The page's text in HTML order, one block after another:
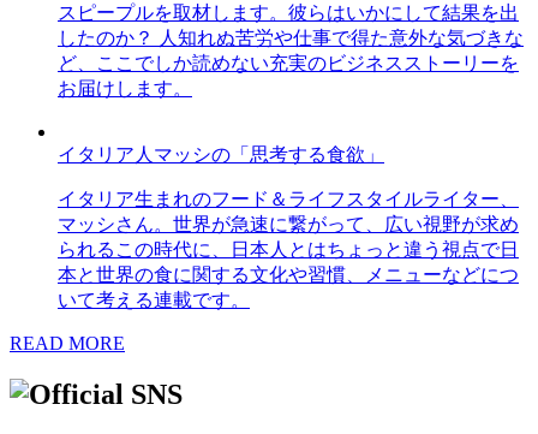
スピープルを取材します。彼らはいかにして結果を出
したのか？ 人知れぬ苦労や仕事で得た意外な気づきな
ど、ここでしか読めない充実のビジネスストーリーを
お届けします。
イタリア人マッシの「思考する食欲」
イタリア生まれのフード＆ライフスタイルライター、
マッシさん。世界が急速に繋がって、広い視野が求め
られるこの時代に、日本人とはちょっと違う視点で日
本と世界の食に関する文化や習慣、メニューなどにつ
いて考える連載です。
READ MORE